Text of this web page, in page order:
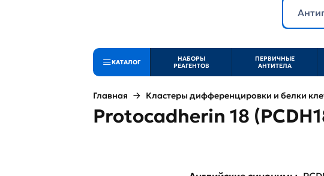
КАТАЛОГ
НАБОРЫ
РЕАГЕНТОВ
ПЕРВИЧНЫЕ
АНТИТЕЛА
Главная Кластеры дифференцировки и белки
Protocadherin 18